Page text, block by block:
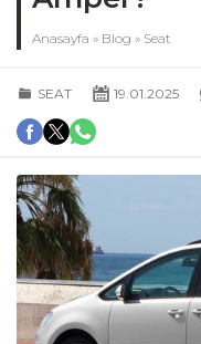
Anasayfa » Blog » Seat
SEAT 19.01.2025